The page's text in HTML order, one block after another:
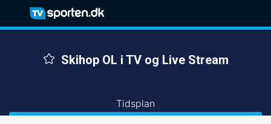
Skihop OL i TV og Live Stream
Tidsplan